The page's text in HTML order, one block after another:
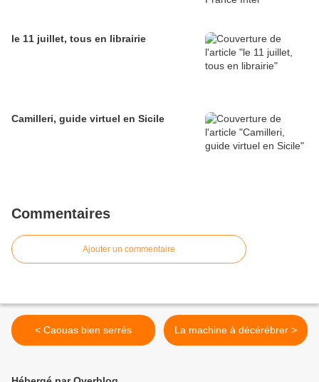
le 11 juillet, tous en librairie
Camilleri, guide virtuel en Sicile
Commentaires
Ajouter un commentaire
< Caouas bien serrés La machine à décérébrer >